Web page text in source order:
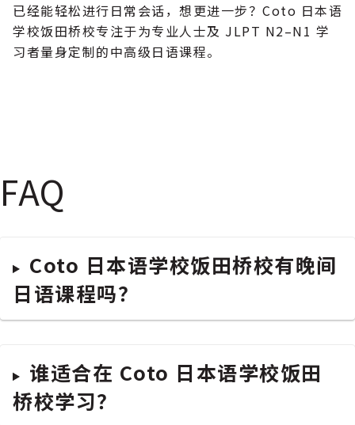
已经能轻松进行日常会话，想更进一步？Coto 日本语
学校饭田桥校专注于为专业人士及 JLPT N2–N1 学
习者量身定制的中高级日语课程。
FAQ
Coto 日本语学校饭田桥校有晚间
日语课程吗？
谁适合在 Coto 日本语学校饭田
桥校学习？